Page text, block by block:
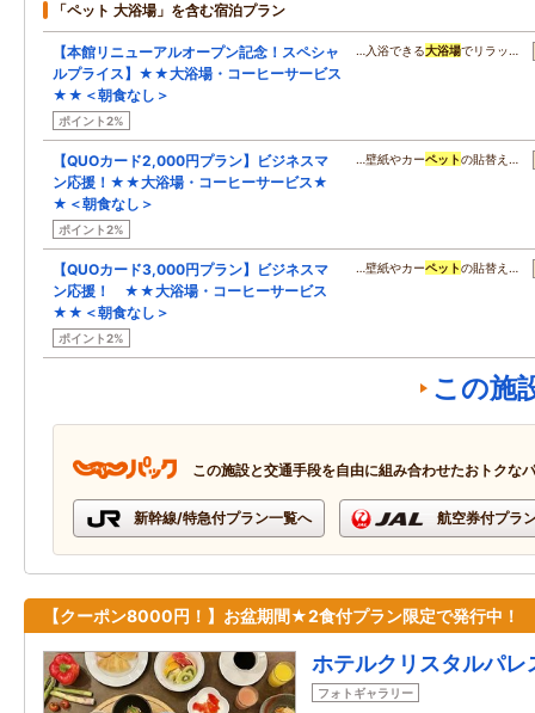
「ペット 大浴場」を含む宿泊プラン
【本館リニューアルオープン記念！スペシャ
ルプライス】★★大浴場・コーヒーサービス
★★＜朝食なし＞
ポイント2%
…入浴できる大浴場でリラッ…
【QUOカード2,000円プラン】ビジネスマ
ン応援！★★大浴場・コーヒーサービス★
★＜朝食なし＞
ポイント2%
…壁紙やカーペットの貼替え…
【QUOカード3,000円プラン】ビジネスマ
ン応援！ ★★大浴場・コーヒーサービス
★★＜朝食なし＞
ポイント2%
…壁紙やカーペットの貼替え…
この施
この施設と交通手段を自由に組み合わせたおトクな
新幹線/特急付プラン一覧へ 航空券付プラ
【クーポン8000円！】お盆期間★2食付プラン限定で発行中！
ホテルクリスタルパレ
フォトギャラリー